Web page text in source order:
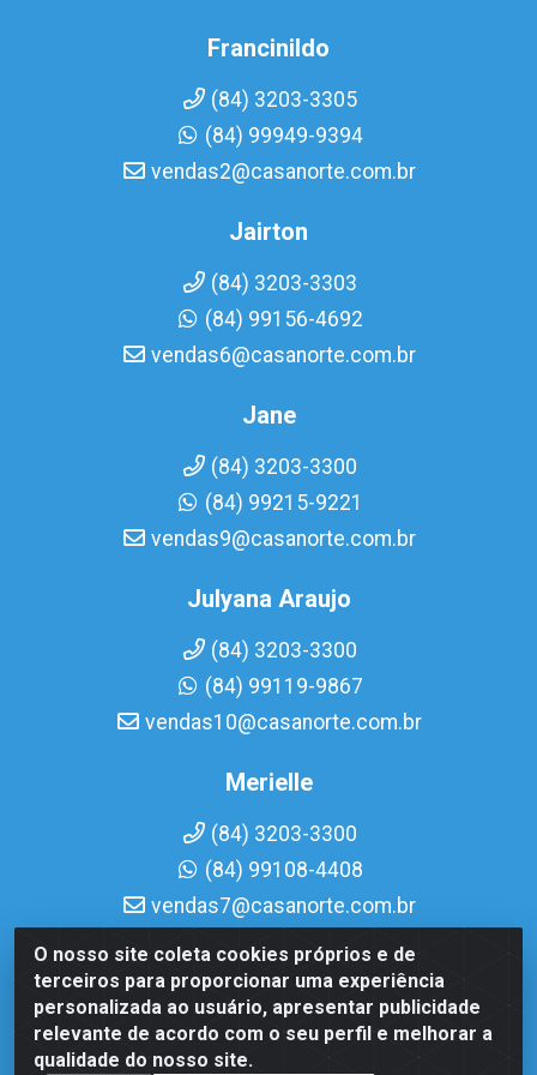
O nosso site coleta cookies próprios e de
terceiros para proporcionar uma experiência
personalizada ao usuário, apresentar publicidade
relevante de acordo com o seu perfil e melhorar a
qualidade do nosso site.
Francinildo
(84) 3203-3305
(84) 99949-9394
vendas2@casanorte.com.br
Jairton
(84) 3203-3303
(84) 99156-4692
vendas6@casanorte.com.br
Jane
(84) 3203-3300
(84) 99215-9221
vendas9@casanorte.com.br
Julyana Araujo
(84) 3203-3300
(84) 99119-9867
vendas10@casanorte.com.br
Merielle
(84) 3203-3300
(84) 99108-4408
vendas7@casanorte.com.br
Casa Norte LTDA - Av. Interventor Mário Câmara, 1815 -
Dix-Sept Rosado, Natal/RN - CEP 59054-600 - CNPJ
08.713.513/0001-51